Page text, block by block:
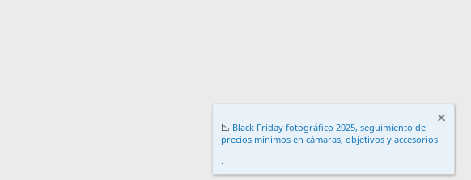
📉 Black Friday fotográfico 2025, seguimiento de
precios mínimos en cámaras, objetivos y accesorios
.